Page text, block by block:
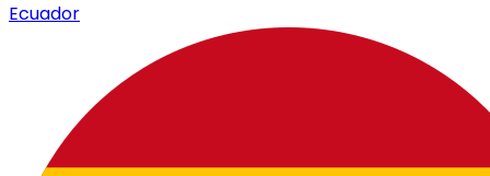
Ecuador